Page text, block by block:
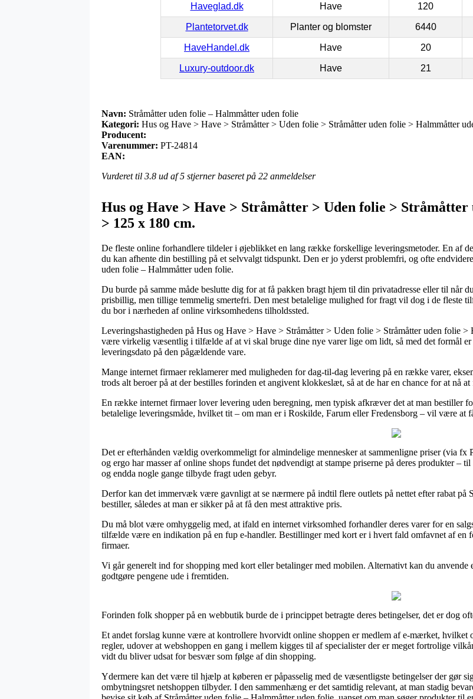
Haveglad.dk Have 120
Plantetorvet.dk Planter og blomster 6440
HaveHandel.dk Have 20
Luxury-outdoor.dk Have 21
Navn: Stråmåtter uden folie – Halmmåtter uden folie
Kategori: Hus og Have > Have > Stråmåtter > Uden folie > Stråmåtter uden folie > Halmmåtter
Producent:
Varenummer: PT-24814
EAN:
Vurderet til 3.8 ud af 5 stjerner baseret på 22 anmeldelser
Hus og Have > Have > Stråmåtter > Uden folie >
> 125 x 180 cm.
De fleste online forhandlere tildeler i øjeblikket en lang række forskellige leveringsmetoder. En af
du kan afhente din bestilling på et selvvalgt tidspunkt. Den er jo yderst problemfri, og ofte
uden folie – Halmmåtter uden folie.
Du burde på samme måde beslutte dig for at få pakken bragt hjem til din privatadresse eller til når
prisbillig, men tillige temmelig smertefri. Den mest betalelige mulighed for fragt vil dog i de fleste
du bor i nærheden af online virksomhedens tilholdssted.
Leveringshastigheden på Hus og Have > Have > Stråmåtter > Uden folie > Stråmåtter uden folie
være virkelig væsentlig i tilfælde af at vi skal bruge dine nye varer lige om lidt, så med det formål er
leveringsdato på den pågældende vare.
Mange internet firmaer reklamerer med muligheden for dag-til-dag levering på en række varer,
trods alt beroer på at der bestilles forinden et angivent klokkeslæt, så at de har en chance for at nå
En række internet firmaer lover levering uden beregning, men typisk afkræver det at man bestiller
betalelige leveringsmåde, hvilket tit – om man er i Roskilde, Farum eller Fredensborg – vil være at
Det er efterhånden vældig overkommeligt for almindelige mennesker at sammenligne priser (via
og ergo har masser af online shops fundet det nødvendigt at stampe priserne på deres produkter –
og endda nogle gange tilbyde fragt uden gebyr.
Derfor kan det immervæk være gavnligt at se nærmere på indtil flere outlets på nettet efter rabat på
bestiller, således at man er sikker på at få den mest attraktive pris.
Du må blot være omhyggelig med, at ifald en internet virksomhed forhandler deres varer for en
tilfælde være en indikation på en fup e-handler. Bestillinger med kort er i hvert fald omfavnet af
firmaer.
Vi går generelt ind for shopping med kort eller betalinger med mobilen. Alternativt kan du
godtgøre pengene ude i fremtiden.
Forinden folk shopper på en webbutik burde de i princippet betragte deres betingelser, det er dog
Et andet forslag kunne være at kontrollere hvorvidt online shoppen er medlem af e-mærket, hvilket
regler, udover at webshoppen en gang i mellem kigges til af specialister der er meget fortrolige
vidt du bliver udsat for besvær som følge af din shopping.
Ydermere kan det være til hjælp at køberen er påpasselig med de væsentligste betingelser der gør
ombytningsret netshoppen tilbyder. I den sammenhæng er det samtidig relevant, at man stadig